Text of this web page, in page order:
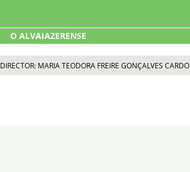
O ALVAIAZERENSE
DIRECTOR: MARIA TEODORA FREIRE GONÇALVES CARDO